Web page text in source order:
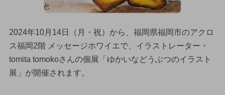
2024年10月14日（月・祝）から、福岡県福岡市のアクロ
ス福岡2階 メッセージホワイエで、イラストレーター・
tomita tomokoさんの個展「ゆかいなどうぶつのイラスト
展」が開催されます。